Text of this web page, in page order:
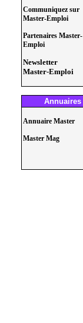
Communiquez sur
Master-Emploi
Partenaires Master-
Emploi
Newsletter
Master-Emploi
Annuaires
Annuaire Master
Master Mag